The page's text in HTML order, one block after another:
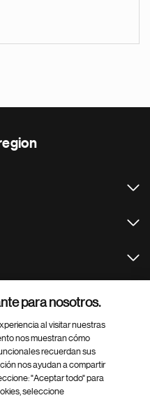
para nosotros.
al visitar nuestras
nos muestran cómo
recuerdan sus
nos ayudan a compartir
"Aceptar todo" para
seleccione